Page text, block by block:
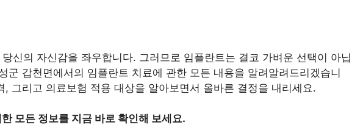
신의 자신감을 좌우합니다. 그러므로 임플란트는 결코 가벼운 선택이 아닙
군 갑천면에서의 임플란트 치료에 관한 모든 내용을 알려알려드리겠습니
, 그리고 의료보험 적용 대상을 알아보면서 올바른 결정을 내리세요.
모든 정보를 지금 바로 확인해 보세요.